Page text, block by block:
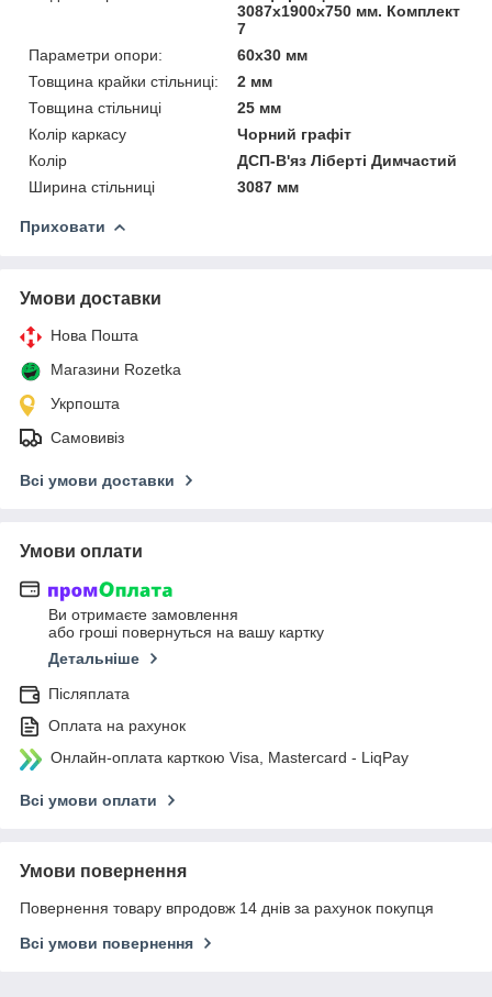
3087х1900х750 мм. Комплект
7
Параметри опори:
60х30 мм
Товщина крайки стільниці:
2 мм
Товщина стільниці
25 мм
Колір каркасу
Чорний графіт
Колір
ДСП-В'яз Ліберті Димчастий
Ширина стільниці
3087 мм
Приховати
Умови доставки
Нова Пошта
Магазини Rozetka
Укрпошта
Самовивіз
Всі умови доставки
Умови оплати
Ви отримаєте замовлення
або гроші повернуться на вашу картку
Детальніше
Післяплата
Оплата на рахунок
Онлайн-оплата карткою Visa, Mastercard - LiqPay
Всі умови оплати
Умови повернення
Повернення товару впродовж 14 днів за рахунок покупця
Всі умови повернення